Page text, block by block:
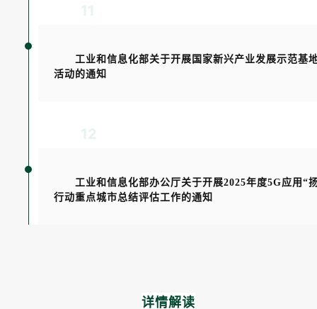
11
工业和信息化部关于开展国家新兴产业发展示范基
活动的通知
12
工业和信息化部办公厅关于开展2025年度5G应用“
行动重点城市总结评估工作的通知
详情解读